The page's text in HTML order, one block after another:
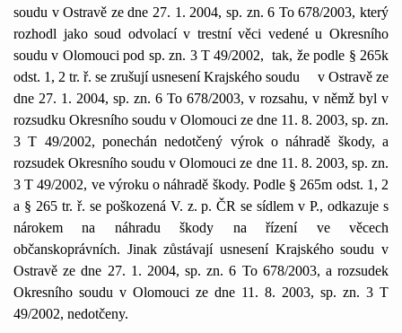
soudu v Ostravě ze dne 27. 1. 2004, sp. zn. 6 To 678/2003, který
rozhodl jako soud odvolací v trestní věci vedené u Okresního
soudu v Olomouci pod sp. zn. 3 T 49/2002,
tak, že podle § 265k
odst. 1, 2 tr. ř. se zrušují usnesení Krajského soudu
v Ostravě ze
dne 27. 1. 2004, sp. zn. 6 To 678/2003, v rozsahu, v němž byl v
rozsudku Okresního soudu v Olomouci ze dne 11. 8. 2003, sp. zn.
3 T 49/2002, ponechán nedotčený výrok o náhradě škody, a
rozsudek Okresního soudu v Olomouci ze dne 11. 8. 2003, sp. zn.
3 T 49/2002, ve výroku o náhradě škody. Podle § 265m odst. 1, 2
a § 265 tr. ř. se poškozená V. z. p. ČR se sídlem v P., odkazuje s
nárokem na náhradu škody na řízení ve věcech
občanskoprávních. Jinak zůstávají usnesení Krajského soudu v
Ostravě ze dne 27. 1. 2004, sp. zn. 6 To 678/2003, a rozsudek
Okresního soudu v Olomouci ze dne 11. 8. 2003, sp. zn. 3 T
49/2002, nedotčeny.